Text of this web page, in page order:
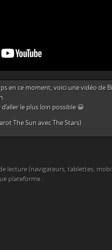
en ce moment, voici une vidéo de
d’aller le plus loin possible 😀
The Sun avec The Stars)
lecture (navigateurs, tablettes,
plateforme :